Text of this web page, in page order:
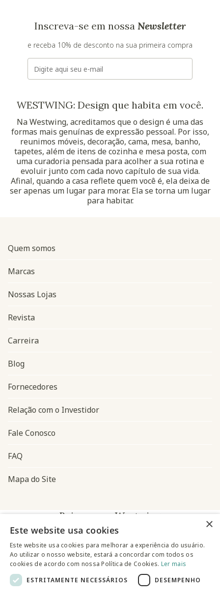
Inscreva-se em nossa Newsletter
e receba 10% de desconto na sua primeira compra
E-mail
WESTWING: Design que habita em você.
Na Westwing, acreditamos que o design é uma das
formas mais genuínas de expressão pessoal. Por isso,
reunimos móveis, decoração, cama, mesa, banho,
tapetes, além de itens de cozinha e mesa posta, com
uma curadoria pensada para acolher a sua rotina e
evoluir junto com cada novo capítulo de sua vida.
Afinal, quando a casa reflete quem você é, ela deixa de
ser apenas um lugar para morar. Ela se torna um lugar
para habitar.
Navegação do rodapé
Quem somos
Marcas
Nossas Lojas
Revista
Carreira
Blog
Fornecedores
Relação com o Investidor
Fale Conosco
FAQ
Mapa do Site
Baixe o app Westwing
×
Este website usa cookies
Este website usa cookies para melhorar a experiência do usuário.
Ao utilizar o nosso website, estará a concordar com todos os
cookies de acordo com nossa Política de Cookies. Ler mais
ESTRITAMENTE NECESSÁRIOS
DESEMPENHO